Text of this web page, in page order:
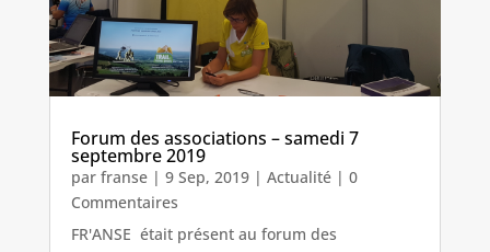
Forum des associations – samedi 7
septembre 2019
par franse| 9 Sep, 2019| Actualité| 0
Commentaires
FR'ANSE était présent au forum des